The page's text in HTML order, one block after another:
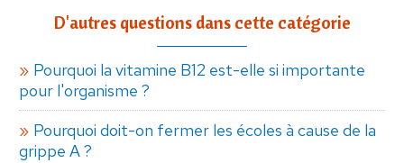
D'autres questions dans cette catégorie
Pourquoi la vitamine B12 est-elle si importante
pour l'organisme ?
Pourquoi doit-on fermer les écoles à cause de la
grippe A ?